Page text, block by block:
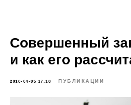
Совершенный
и как его
2018-04-05 17:18 ПУБЛИКАЦИИ